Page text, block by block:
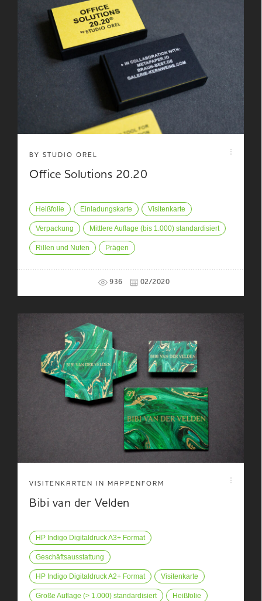
BY STUDIO OREL
Office Solutions 20.20
Heißfolie Einladungskarte Visitenkarte
Verpackung Mittlere Auflage (bis 1.000) standardisiert
Rillen und Nuten Prägen
936 02/2020
VISITENKARTEN IN MAPPENFORM
Bibi van der Velden
HP Indigo Digitaldruck A3+ Format
Geschäftsausstattung
HP Indigo Digitaldruck A2+ Format Visitenkarte
Große Auflage (> 1.000) standardisiert Heißfolie